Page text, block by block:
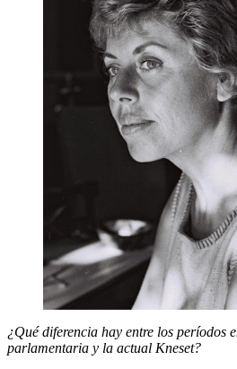
¿Qué diferencia hay entre los períodos
parlamentaria y la actual Kneset?